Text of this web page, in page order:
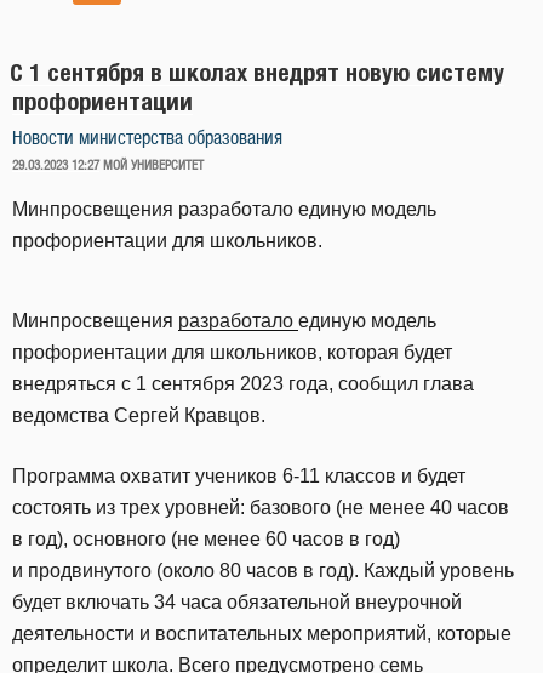
С 1 сентября в школах внедрят новую систему
профориентации
Новости министерства образования
ОПУБЛИКОВАНО
29.03.2023 12:27 МОЙ УНИВЕРСИТЕТ
Минпросвещения разработало единую модель
профориентации для школьников.
Минпросвещения разработало единую модель
профориентации для школьников, которая будет
внедряться с 1 сентября 2023 года, сообщил глава
ведомства Сергей Кравцов.
Программа охватит учеников 6-11 классов и будет
состоять из трех уровней: базового (не менее 40 часов
в год), основного (не менее 60 часов в год)
и продвинутого (около 80 часов в год). Каждый уровень
будет включать 34 часа обязательной внеурочной
деятельности и воспитательных мероприятий, которые
определит школа. Всего предусмотрено семь